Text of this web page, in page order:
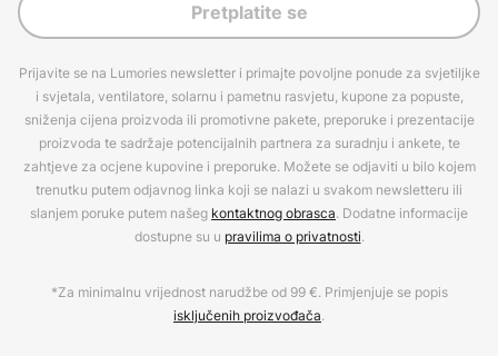
Pretplatite se
Prijavite se na Lumories newsletter i primajte povoljne ponude za svjetiljke
i svjetala, ventilatore, solarnu i pametnu rasvjetu, kupone za popuste,
sniženja cijena proizvoda ili promotivne pakete, preporuke i prezentacije
proizvoda te sadržaje potencijalnih partnera za suradnju i ankete, te
zahtjeve za ocjene kupovine i preporuke. Možete se odjaviti u bilo kojem
trenutku putem odjavnog linka koji se nalazi u svakom newsletteru ili
slanjem poruke putem našeg kontaktnog obrasca. Dodatne informacije
dostupne su u pravilima o privatnosti.
*Za minimalnu vrijednost narudžbe od 99 €. Primjenjuje se popis
isključenih proizvođača.